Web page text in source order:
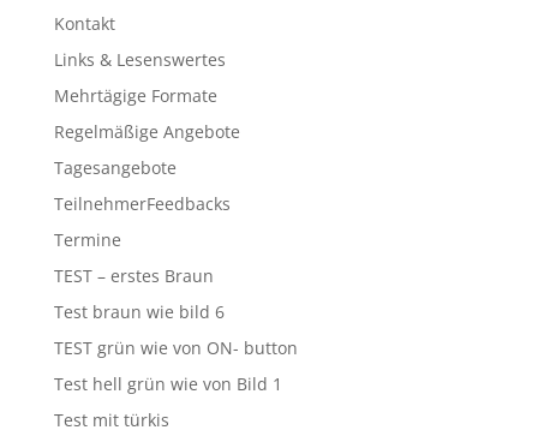
Kontakt
Links & Lesenswertes
Mehrtägige Formate
Regelmäßige Angebote
Tagesangebote
TeilnehmerFeedbacks
Termine
TEST – erstes Braun
Test braun wie bild 6
TEST grün wie von ON- button
Test hell grün wie von Bild 1
Test mit türkis